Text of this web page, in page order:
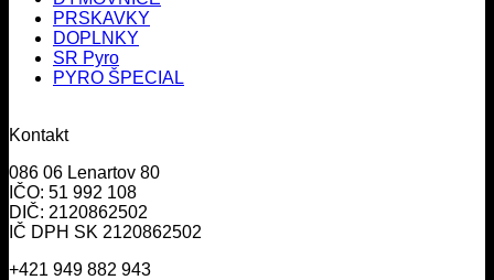
PRSKAVKY
DOPLNKY
SR Pyro
PYRO ŠPECIAL
Kontakt
086 06 Lenartov 80
IČO: 51 992 108
DIČ: 2120862502
IČ DPH SK 2120862502
+421 949 882 943